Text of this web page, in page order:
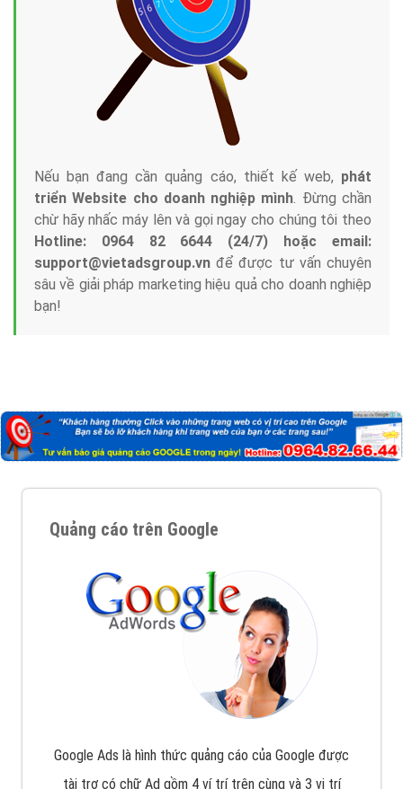
Nếu bạn đang cần quảng cáo, thiết kế web, phát
triển Website cho doanh nghiệp mình. Đừng chần
chừ hãy nhấc máy lên và gọi ngay cho chúng tôi theo
Hotline: 0964 82 6644 (24/7) hoặc email:
support@vietadsgroup.vn để được tư vấn chuyên
sâu về giải pháp marketing hiệu quả cho doanh nghiệp
bạn!
Quảng cáo trên Google
Google Ads là hình thức quảng cáo của Google được
tài trợ có chữ Ad gồm 4 ví trí trên cùng và 3 vị trí